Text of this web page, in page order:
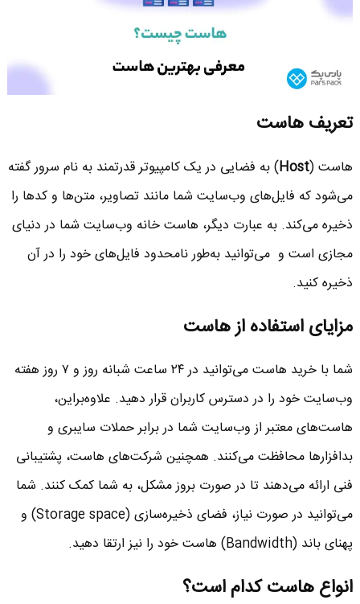
تعریف هاست
هاست (Host) به فضایی در یک کامپیوتر قدرتمند به نام سرور گفته
می‌شود که فایل‌های وب‌سایت شما مانند تصاویر، متن‌ها و کدها را
ذخیره می‌کند. به عبارت دیگر، هاست خانه وب‌سایت شما در دنیای
مجازی است و می‌توانید به‌طور نامحدود فایل‌های خود را در آن
ذخیره کنید.
مزایای استفاده از هاست
شما با خرید هاست می‌توانید در ۲۴ ساعت شبانه روز و ۷ روز هفته
وب‌سایت خود را در دسترس کاربران قرار دهید. علاوه‌براین،
هاست‌های معتبر از وب‌سایت شما در برابر حملات سایبری و
بدافزارها محافظت می‌کنند. همچنین شرکت‌های هاست، پشتیبانی
فنی ارائه می‌دهند تا در صورت بروز مشکل، به شما کمک کنند. شما
می‌توانید در صورت نیاز، فضای ذخیره‌سازی (Storage space) و
پهنای باند (Bandwidth) هاست خود را نیز ارتقا دهید.
انواع هاست کدام است؟